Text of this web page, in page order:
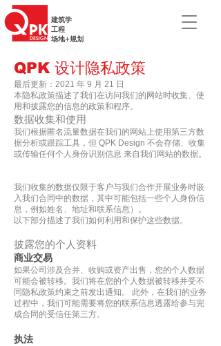
建筑学
工程
场地+规划
QPK 设计隐私政策
最后更新：2021 年 9 月 21 日
本隐私政策描述了我们在访问我们的网站时收集、使
用和披露您的信息的政策和程序。
数据收集和使用
我们根据匿名流量数据在我们的网站上使用第三方数
据分析或跟踪工具，但 QPK Design 不会存储、收集
或传输任何个人身份识别信息 来自我们网站的数据。
我们收集的数据仅限于客户与我们合作开展业务时嵌
入我们合同中的数据，其中可能包括一些个人身份信
息，例如姓名、地址和联系信息）。
以下部分描述了我们如何利用和保护这些数据。
披露您的个人资料
商业交易
如果公司涉及合并、收购或资产出售，您的个人数据
可能会被转移。我们将在您的个人数据被转移并受不
同隐私政策约束之前发出通知。 此外，在我们的业务
过程中，我们可能需要将您的联系信息透露给参与完
成合同的受信任第三方。
执法